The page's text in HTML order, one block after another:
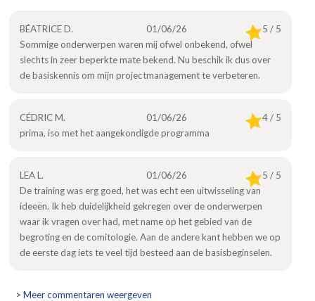
BÉATRICE D. 01/06/26
5 / 5
Sommige onderwerpen waren mij ofwel onbekend, ofwel
slechts in zeer beperkte mate bekend. Nu beschik ik dus over
de basiskennis om mijn projectmanagement te verbeteren.
CÉDRIC M. 01/06/26
4 / 5
prima, iso met het aangekondigde programma
LEA L. 01/06/26
5 / 5
De training was erg goed, het was echt een uitwisseling van
ideeën. Ik heb duidelijkheid gekregen over de onderwerpen
waar ik vragen over had, met name op het gebied van de
begroting en de comitologie. Aan de andere kant hebben we op
de eerste dag iets te veel tijd besteed aan de basisbeginselen.
> Meer commentaren weergeven